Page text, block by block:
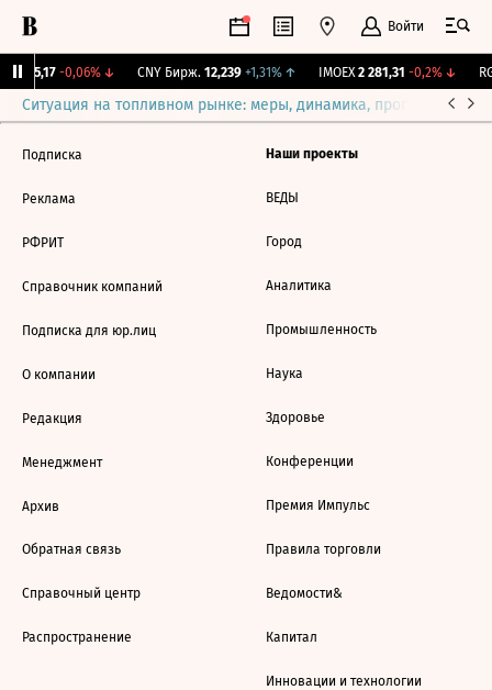
Войти
115,17 -0,06%↓ CNY Бирж. 12,239 +1,31%↑ IMOEX 2 281,31 -0,2%↓
Ситуация на топливном рынке: меры, динамика, прогнозы
Подписка
Реклама
РФРИТ
Справочник компаний
Подписка для юр.лиц
О компании
Редакция
Менеджмент
Архив
Обратная связь
Справочный центр
Распространение
Наши проекты
ВЕДЫ
Город
Аналитика
Промышленность
Наука
Здоровье
Конференции
Премия Импульс
Правила торговли
Ведомости&
Капитал
Инновации и технологии